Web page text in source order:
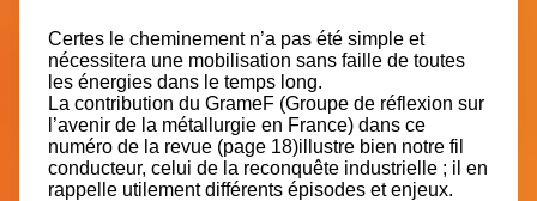
Certes le cheminement n’a pas été simple et
nécessitera une mobilisation sans faille de toutes
les énergies dans le temps long.
La contribution du GrameF (Groupe de réflexion sur
l’avenir de la métallurgie en France) dans ce
numéro de la revue (page 18)illustre bien notre fil
conducteur, celui de la reconquête industrielle ; il en
rappelle utilement différents épisodes et enjeux.